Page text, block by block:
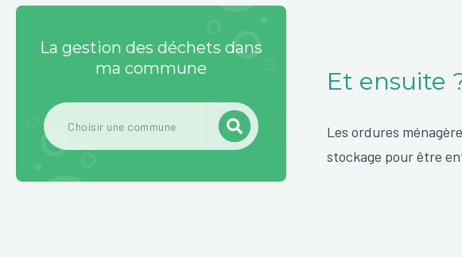
Et ensuite
Les ordures
stockage pour être
La gestion des déchets dans
ma commune